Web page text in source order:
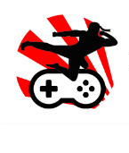
Pular
para
o
conteúdo